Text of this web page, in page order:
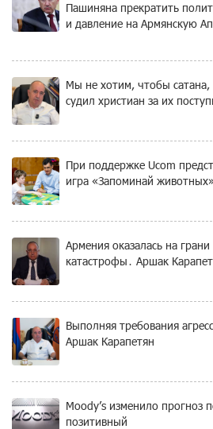
Пашиняна прекратить
и давление на Армянскую
Мы не хотим, чтобы
судил христиан за их
При поддержке Ucom
игра «Запоминай
Армения оказалась на
катастрофы․ Аршак
Выполняя требования
Аршак Карапетян
Moody’s изменило прогноз
позитивный